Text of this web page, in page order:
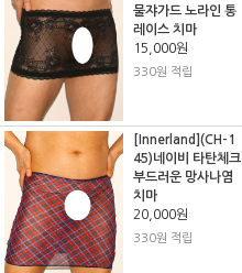
물쟈가드 노라인 통
레이스 치마
15,000원
330원 적립
[Innerland](CH-1
45)네이비 타탄체크
부드러운 망사나염
치마
20,000원
330원 적립